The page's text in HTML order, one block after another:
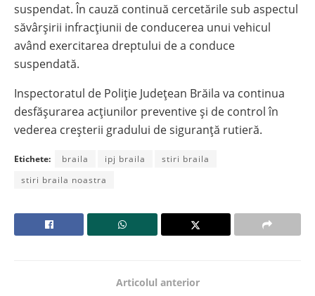
suspendat. În cauză continuă cercetările sub aspectul
săvârșirii infracțiunii de conducerea unui vehicul
având exercitarea dreptului de a conduce
suspendată.
Inspectoratul de Poliție Județean Brăila va continua
desfășurarea acțiunilor preventive și de control în
vederea creșterii gradului de siguranță rutieră.
Etichete: braila ipj braila
stiri braila
stiri braila noastra
Articolul anterior